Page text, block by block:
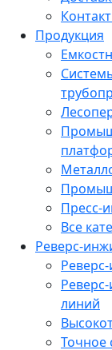
Продукция
Пресс-
Все
Реверс-
линий
Точное